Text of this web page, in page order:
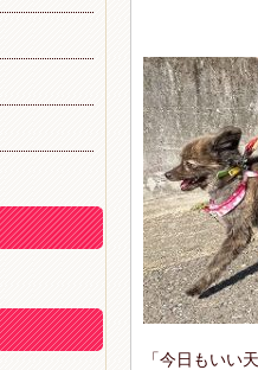
「今日もいい